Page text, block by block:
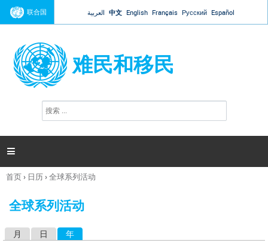
Jump to navigation
联合国 العربية 中文 English Français Русский Español
难民和移民
搜
索

你
这
首页› 日历›全球系列活动
全球系列活动
月 日 年